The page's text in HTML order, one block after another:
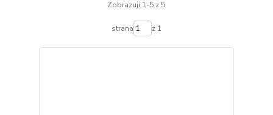
Zobrazuji 1-5 z 5
strana z 1